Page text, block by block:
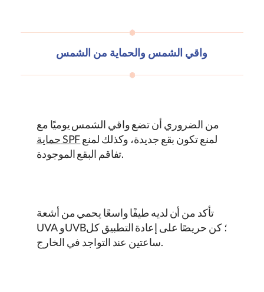
واقي الشمس والحماية من الشمس
من الضروري أن تضع واقي الشمس يوميًا مع
حماية SPF
تفاقم البقع الموجودة.
تأكد من أن لديه طيفًا واسعًا يحمي من أشعة
UVA وUVB؛ كن حريصًا على إعادة التطبيق كل
ساعتين عند التواجد في الخارج.